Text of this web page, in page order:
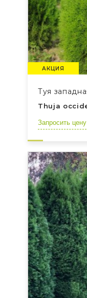
АКЦИЯ
Туя
Thuja
Запросить цену